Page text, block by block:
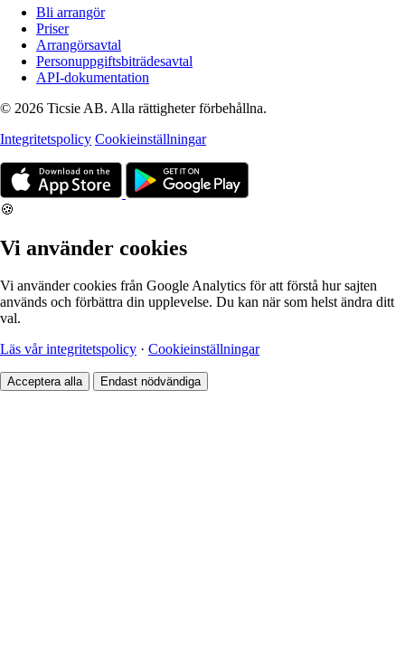
Bli arrangör
Priser
Arrangörsavtal
Personuppgiftsbiträdesavtal
API-dokumentation
© 2026 Ticsie AB. Alla rättigheter förbehållna.
Integritetspolicy Cookieinställningar
🍪
Vi använder cookies
Vi använder cookies från Google Analytics för att förstå hur sajten
används och förbättra din upplevelse. Du kan när som helst ändra ditt
val.
Läs vår integritetspolicy · Cookieinställningar
Acceptera alla Endast nödvändiga